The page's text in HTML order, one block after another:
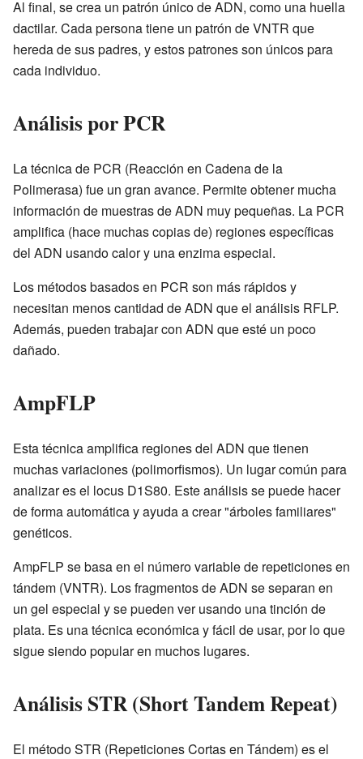
Al final, se crea un patrón único de ADN, como una huella
dactilar. Cada persona tiene un patrón de VNTR que
hereda de sus padres, y estos patrones son únicos para
cada individuo.
Análisis por PCR
La técnica de PCR (Reacción en Cadena de la
Polimerasa) fue un gran avance. Permite obtener mucha
información de muestras de ADN muy pequeñas. La PCR
amplifica (hace muchas copias de) regiones específicas
del ADN usando calor y una enzima especial.
Los métodos basados en PCR son más rápidos y
necesitan menos cantidad de ADN que el análisis RFLP.
Además, pueden trabajar con ADN que esté un poco
dañado.
AmpFLP
Esta técnica amplifica regiones del ADN que tienen
muchas variaciones (polimorfismos). Un lugar común para
analizar es el locus D1S80. Este análisis se puede hacer
de forma automática y ayuda a crear "árboles familiares"
genéticos.
AmpFLP se basa en el número variable de repeticiones en
tándem (VNTR). Los fragmentos de ADN se separan en
un gel especial y se pueden ver usando una tinción de
plata. Es una técnica económica y fácil de usar, por lo que
sigue siendo popular en muchos lugares.
Análisis STR (Short Tandem Repeat)
El método STR (Repeticiones Cortas en Tándem) es el